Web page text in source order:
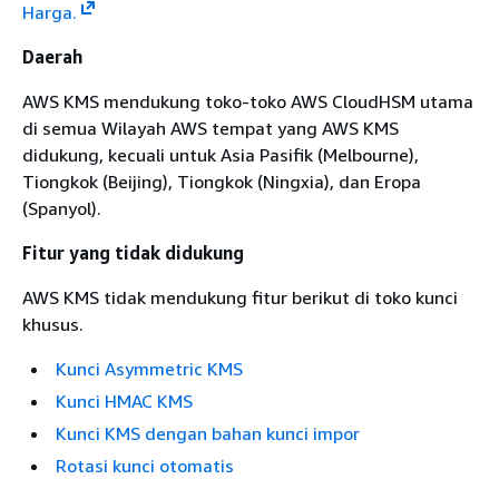
Harga.
Daerah
AWS KMS mendukung toko-toko AWS CloudHSM utama
di semua Wilayah AWS tempat yang AWS KMS
didukung, kecuali untuk Asia Pasifik (Melbourne),
Tiongkok (Beijing), Tiongkok (Ningxia), dan Eropa
(Spanyol).
Fitur yang tidak didukung
AWS KMS tidak mendukung fitur berikut di toko kunci
khusus.
Kunci Asymmetric KMS
Kunci HMAC KMS
Kunci KMS dengan bahan kunci impor
Rotasi kunci otomatis